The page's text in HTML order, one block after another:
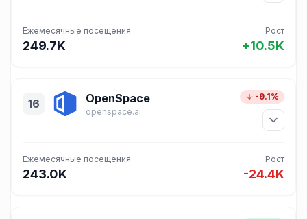
Ежемесячные посещения
249.7K
Рост
+10.5K
16 OpenSpace
openspace.ai
-9.1%
Ежемесячные посещения
243.0K
Рост
-24.4K